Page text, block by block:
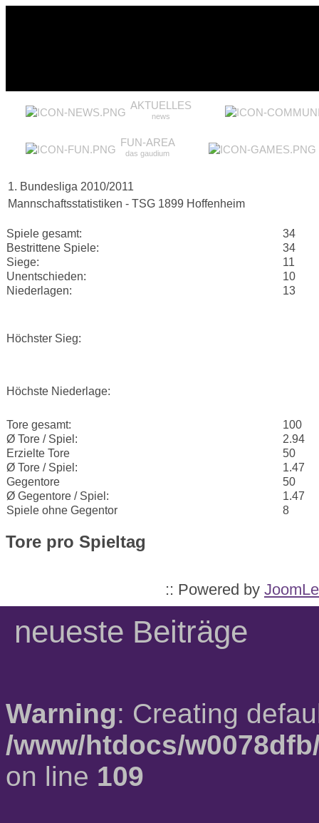
AKTUELLES
news
FUN-AREA
das gaudium
1. Bundesliga 2010/2011
Mannschaftsstatistiken - TSG 1899 Hoffenheim
Spiele gesamt:
34
Bestrittene Spiele:
34
Siege:
11
Unentschieden:
10
Niederlagen:
13
Höchster Sieg:
Höchste Niederlage:
Tore gesamt:
100
Ø Tore / Spiel:
2.94
Erzielte Tore
50
Ø Tore / Spiel:
1.47
Gegentore
50
Ø Gegentore / Spiel:
1.47
Spiele ohne Gegentor
8
Tore pro Spieltag
:: Powered by
neueste Beiträge
Warning: Creating
/www/htdocs/
on line 109